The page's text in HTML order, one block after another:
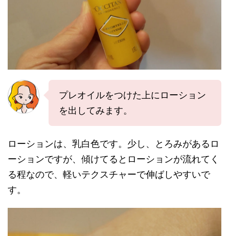
プレオイルをつけた上にローション
を出してみます。
ローションは、乳白色です。少し、とろみがあるロ
ーションですが、傾けてるとローションが流れてく
る程なので、軽いテクスチャーで伸ばしやすいで
す。